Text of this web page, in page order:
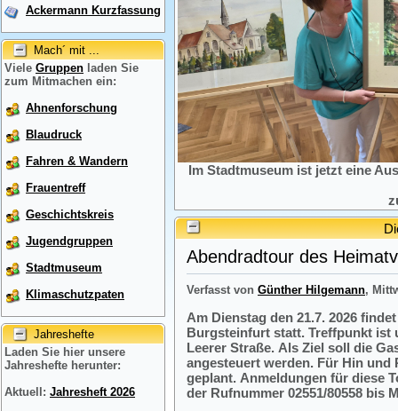
Ackermann Kurzfassung
Mach´ mit ...
Viele Gruppen laden Sie
zum Mitmachen ein:
Ahnenforschung
Blaudruck
Fahren & Wandern
Frauentreff
Geschichtskreis
Jugendgruppen
Stadtmuseum
Klimaschutzpaten
Jahreshefte
Laden Sie hier unsere
Jahreshefte herunter:
Aktuell: Jahresheft 2026
Im Stadtmuseum ist jetzt eine
Abendradtour des
Verfasst von Günther Hilgemann,
Am Dienstag den 21.7. 2026
Burgsteinfurt statt. Treffpunkt ist
Leerer Straße. Als Ziel soll die
angesteuert werden. Für Hin und
geplant. Anmeldungen für diese
der Rufnummer 02551/80558 bis